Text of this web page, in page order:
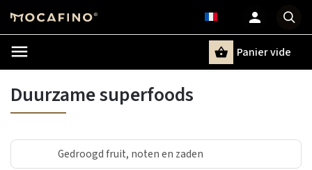
Panier vide
Duurzame superfoods
Gedroogd fruit, noten en zaden